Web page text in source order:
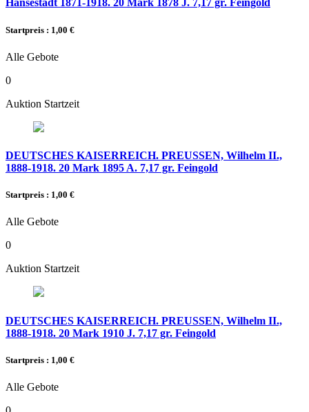
Hansestadt 1871-1918. 20 Mark 1878 J. 7,17 gr. Feingold
Startpreis : 1,00 €
Alle Gebote
0
Auktion Startzeit
DEUTSCHES KAISERREICH. PREUSSEN, Wilhelm II.,
1888-1918. 20 Mark 1895 A. 7,17 gr. Feingold
Startpreis : 1,00 €
Alle Gebote
0
Auktion Startzeit
DEUTSCHES KAISERREICH. PREUSSEN, Wilhelm II.,
1888-1918. 20 Mark 1910 J. 7,17 gr. Feingold
Startpreis : 1,00 €
Alle Gebote